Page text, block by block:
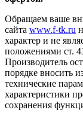
Обращаем ваше
сайта www.f-tk.ru
характер и не
положениями ст.
Производитель
порядке вносить
технические
характеристики
сохранения